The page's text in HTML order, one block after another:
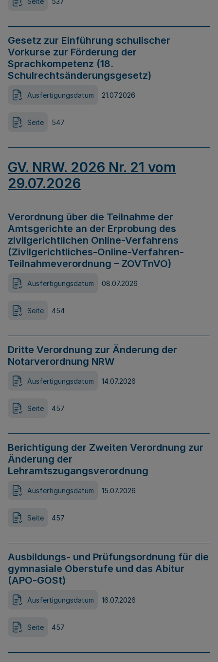
Gesetz zur Einführung schulischer
Vorkurse zur Förderung der
Sprachkompetenz (18.
Schulrechtsänderungsgesetz)
Ausfertigungsdatum 21.07.2026
Seite 547
GV. NRW. 2026 Nr. 21 vom
29.07.2026
Verordnung über die Teilnahme der
Amtsgerichte an der Erprobung des
zivilgerichtlichen Online-Verfahrens
(Zivilgerichtliches-Online-Verfahren-
Teilnahmeverordnung – ZOVTnVO)
Ausfertigungsdatum 08.07.2026
Seite 454
Dritte Verordnung zur Änderung der
Notarverordnung NRW
Ausfertigungsdatum 14.07.2026
Seite 457
Berichtigung der Zweiten Verordnung zur
Änderung der
Lehramtszugangsverordnung
Ausfertigungsdatum 15.07.2026
Seite 457
Ausbildungs- und Prüfungsordnung für die
gymnasiale Oberstufe und das Abitur
(APO-GOSt)
Ausfertigungsdatum 16.07.2026
Seite 457